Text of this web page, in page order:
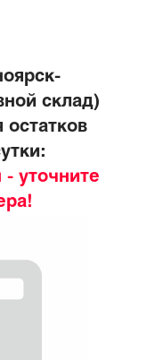
склад)
уточните